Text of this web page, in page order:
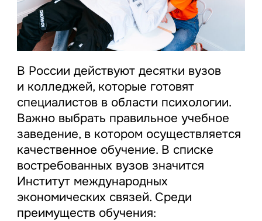
В России действуют десятки вузов
и колледжей, которые готовят
специалистов в области психологии.
Важно выбрать правильное учебное
заведение, в котором осуществляется
качественное обучение. В списке
востребованных вузов значится
Институт международных
экономических связей. Среди
преимуществ обучения: